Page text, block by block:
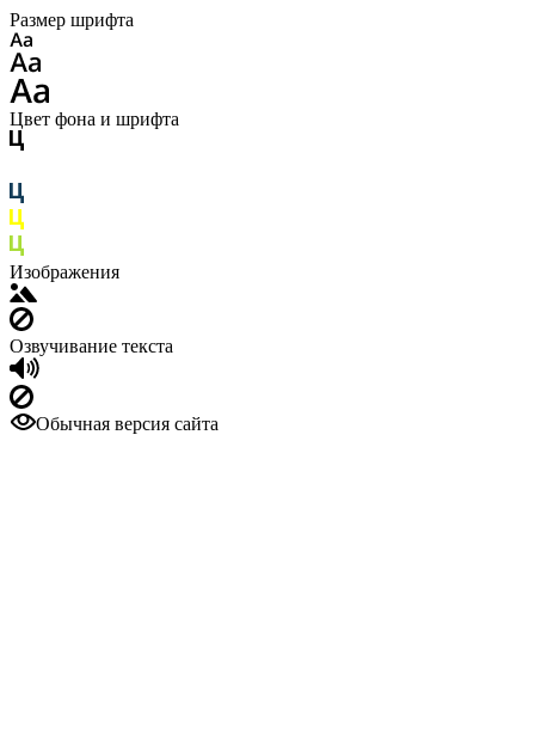
Размер шрифта
Цвет фона и шрифта
Изображения
Озвучивание текста
Обычная версия сайта